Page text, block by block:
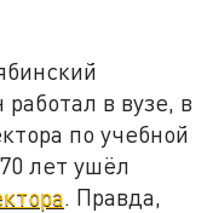
в вузе, в
по учебной
лет ушёл
. Правда,